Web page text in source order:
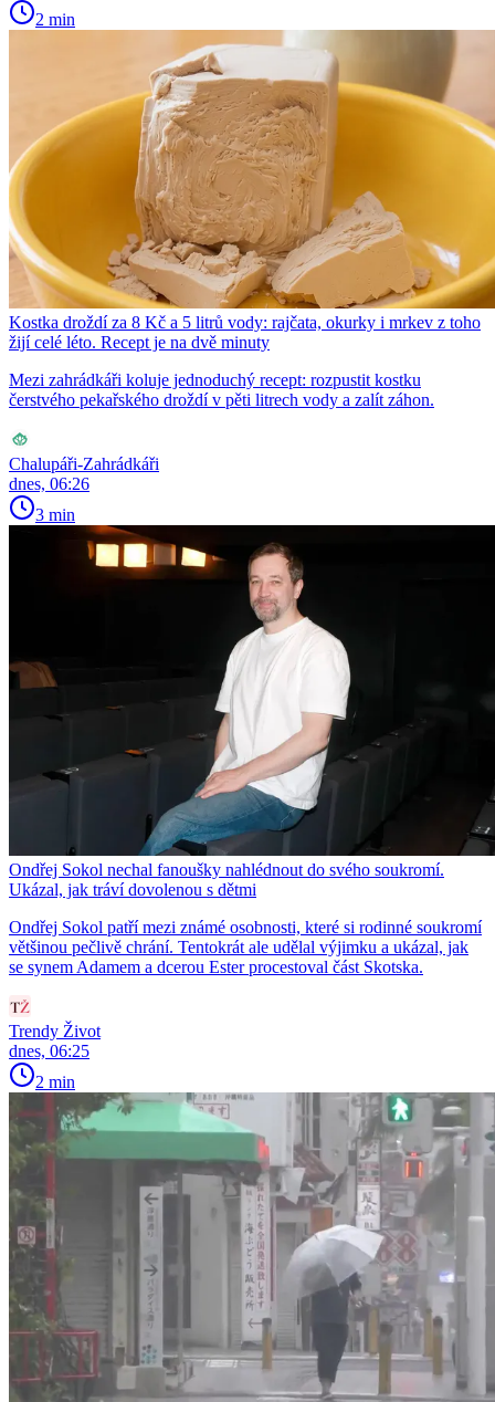
2 min
Kostka droždí za 8 Kč a 5 litrů vody: rajčata, okurky i mrkev z toho
žijí celé léto. Recept je na dvě minuty
Mezi zahrádkáři koluje jednoduchý recept: rozpustit kostku
čerstvého pekařského droždí v pěti litrech vody a zalít záhon.
Chalupáři-Zahrádkáři
dnes, 06:26
3 min
Ondřej Sokol nechal fanoušky nahlédnout do svého soukromí.
Ukázal, jak tráví dovolenou s dětmi
Ondřej Sokol patří mezi známé osobnosti, které si rodinné soukromí
většinou pečlivě chrání. Tentokrát ale udělal výjimku a ukázal, jak
se synem Adamem a dcerou Ester procestoval část Skotska.
Trendy Život
dnes, 06:25
2 min